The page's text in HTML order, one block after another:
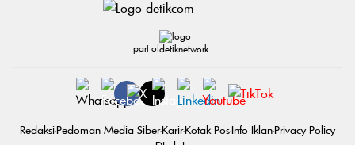
part of
RedaksiPedoman Media SiberKarirKotak PosInfo IklanPrivacy Policy